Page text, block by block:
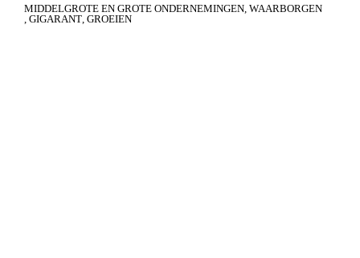
MIDDELGROTE EN GROTE ONDERNEMINGEN WAARBORGEN
GIGARANT GROEIEN